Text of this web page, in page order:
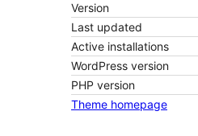
Version
Last updated
Active installations
WordPress version
PHP version
Theme homepage